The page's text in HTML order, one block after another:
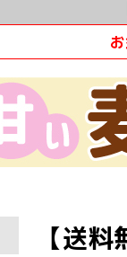
【送